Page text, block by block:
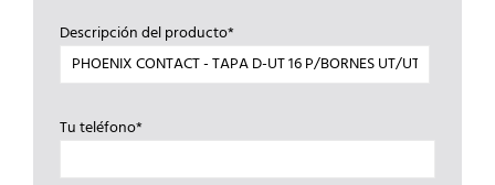
Descripción del producto*
Tu teléfono*